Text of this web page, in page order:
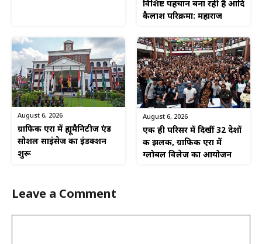
विशिष्ट पहचान बना रही है आदि
कैलाश परिक्रमा: महाराज
August 6, 2026
ग्राफिक एरा में ह्यूमैनिटीज एंड
सोशल साइंसेज का इंडक्शन
शुरू
August 6, 2026
एक ही परिसर में दिखीं 32 देशों
की झलक, ग्राफिक एरा में
ग्लोबल विलेज का आयोजन
Leave a Comment